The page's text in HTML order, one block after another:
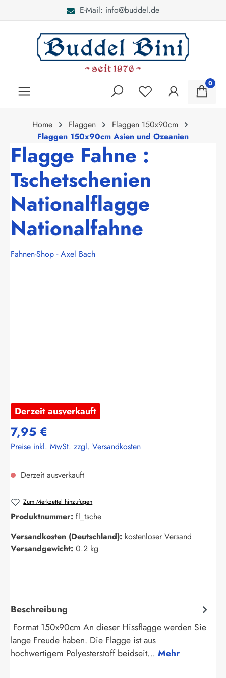
E-Mail: info@buddel.de
0
Home Flaggen
Flaggen 150x90cm
Flaggen 150x90cm Asien und Ozeanien
Flagge Fahne :
Tschetschenien
Nationalflagge
Nationalfahne
Fahnen-Shop - Axel Bach
Derzeit ausverkauft
7,95 €
Preise inkl. MwSt. zzgl. Versandkosten
Derzeit ausverkauft
Zum Merkzettel hinzufügen
Produktnummer: fl_tsche
Versandkosten (Deutschland): kostenloser Versand
Versandgewicht: 0.2 kg
Beschreibung
Format 150x90cm An dieser Hissflagge werden Sie
lange Freude haben. Die Flagge ist aus
hochwertigem Polyesterstoff beidseit… Mehr